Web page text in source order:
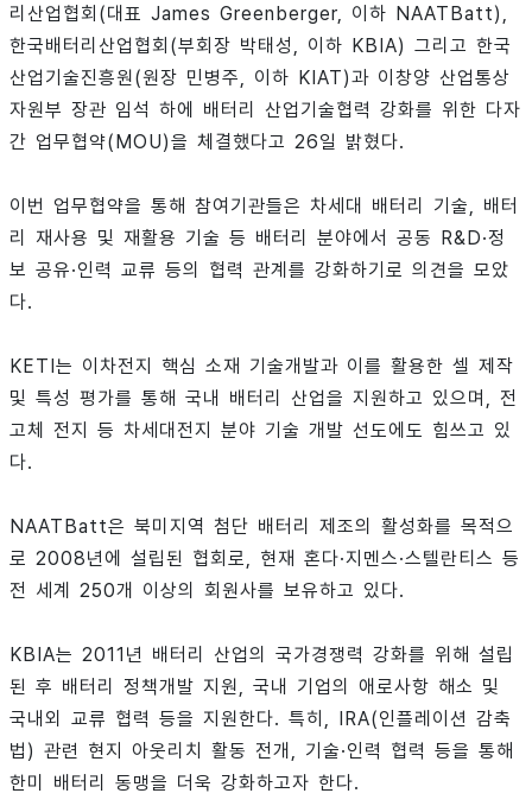
리산업협회(대표 James Greenberger, 이하 NAATBatt),
한국배터리산업협회(부회장 박태성, 이하 KBIA) 그리고 한국
산업기술진흥원(원장 민병주, 이하 KIAT)과 이창양 산업통상
자원부 장관 임석 하에 배터리 산업기술협력 강화를 위한 다자
간 업무협약(MOU)을 체결했다고 26일 밝혔다.
이번 업무협약을 통해 참여기관들은 차세대 배터리 기술, 배터
리 재사용 및 재활용 기술 등 배터리 분야에서 공동 R&D·정
보 공유·인력 교류 등의 협력 관계를 강화하기로 의견을 모았
다.
KETI는 이차전지 핵심 소재 기술개발과 이를 활용한 셀 제작
및 특성 평가를 통해 국내 배터리 산업을 지원하고 있으며, 전
고체 전지 등 차세대전지 분야 기술 개발 선도에도 힘쓰고 있
다.
NAATBatt은 북미지역 첨단 배터리 제조의 활성화를 목적으
로 2008년에 설립된 협회로, 현재 혼다·지멘스·스텔란티스 등
전 세계 250개 이상의 회원사를 보유하고 있다.
KBIA는 2011년 배터리 산업의 국가경쟁력 강화를 위해 설립
된 후 배터리 정책개발 지원, 국내 기업의 애로사항 해소 및
국내외 교류 협력 등을 지원한다. 특히, IRA(인플레이션 감축
법) 관련 현지 아웃리치 활동 전개, 기술·인력 협력 등을 통해
한미 배터리 동맹을 더욱 강화하고자 한다.